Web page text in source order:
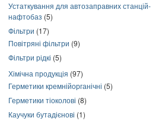
Устаткування для автозаправних станцій-
нафтобаз (5)
Фільтри (17)
Повітряні фільтри (9)
Фільтри рідкі (5)
Хімічна продукція (97)
Герметики кремнійорганічні (5)
Герметики тіоколові (8)
Каучуки бутадієнові (1)